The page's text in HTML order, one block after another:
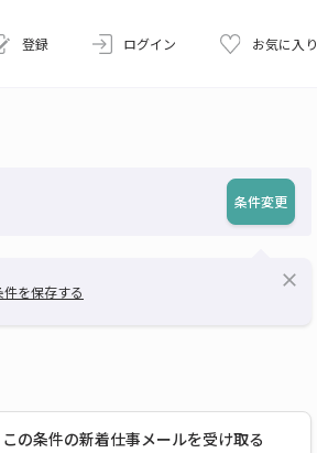
登録 ログイン お気に入り
条件変更
件を保存する
close
この条件の新着仕事メールを受け取る